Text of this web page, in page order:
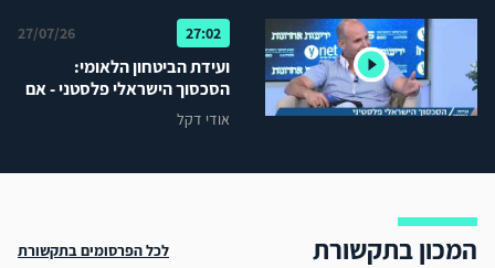
27:02
27/07/26
ועידת הביטחון הלאומי:
הסכסוך הישראלי פלסטני - אם
לא ניהול סכסוך אז מה כן?
אודי דקל
המכון בתקשורת לכל הפרסומים בתקשורת